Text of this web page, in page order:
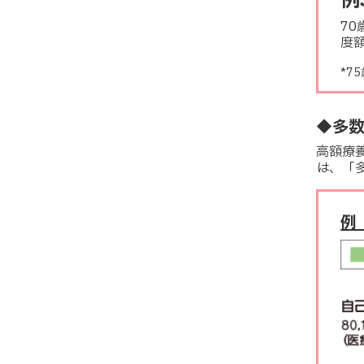
70
度
*75
◆多
高額療
は、「
例